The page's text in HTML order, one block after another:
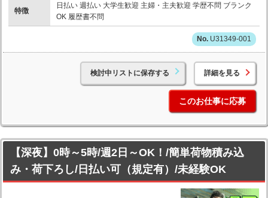
特徴
日払い 週払い 大学生歓迎 主婦・主夫歓迎 学歴不問 ブランク
OK 履歴書不問
U31349-001
検討中リストに保存する 詳細を見る
このお仕事に応募
【深夜】0時～5時/週2日～OK！/簡単荷物積み込
み・荷下ろし/日払い可（規定有）/未経験OK